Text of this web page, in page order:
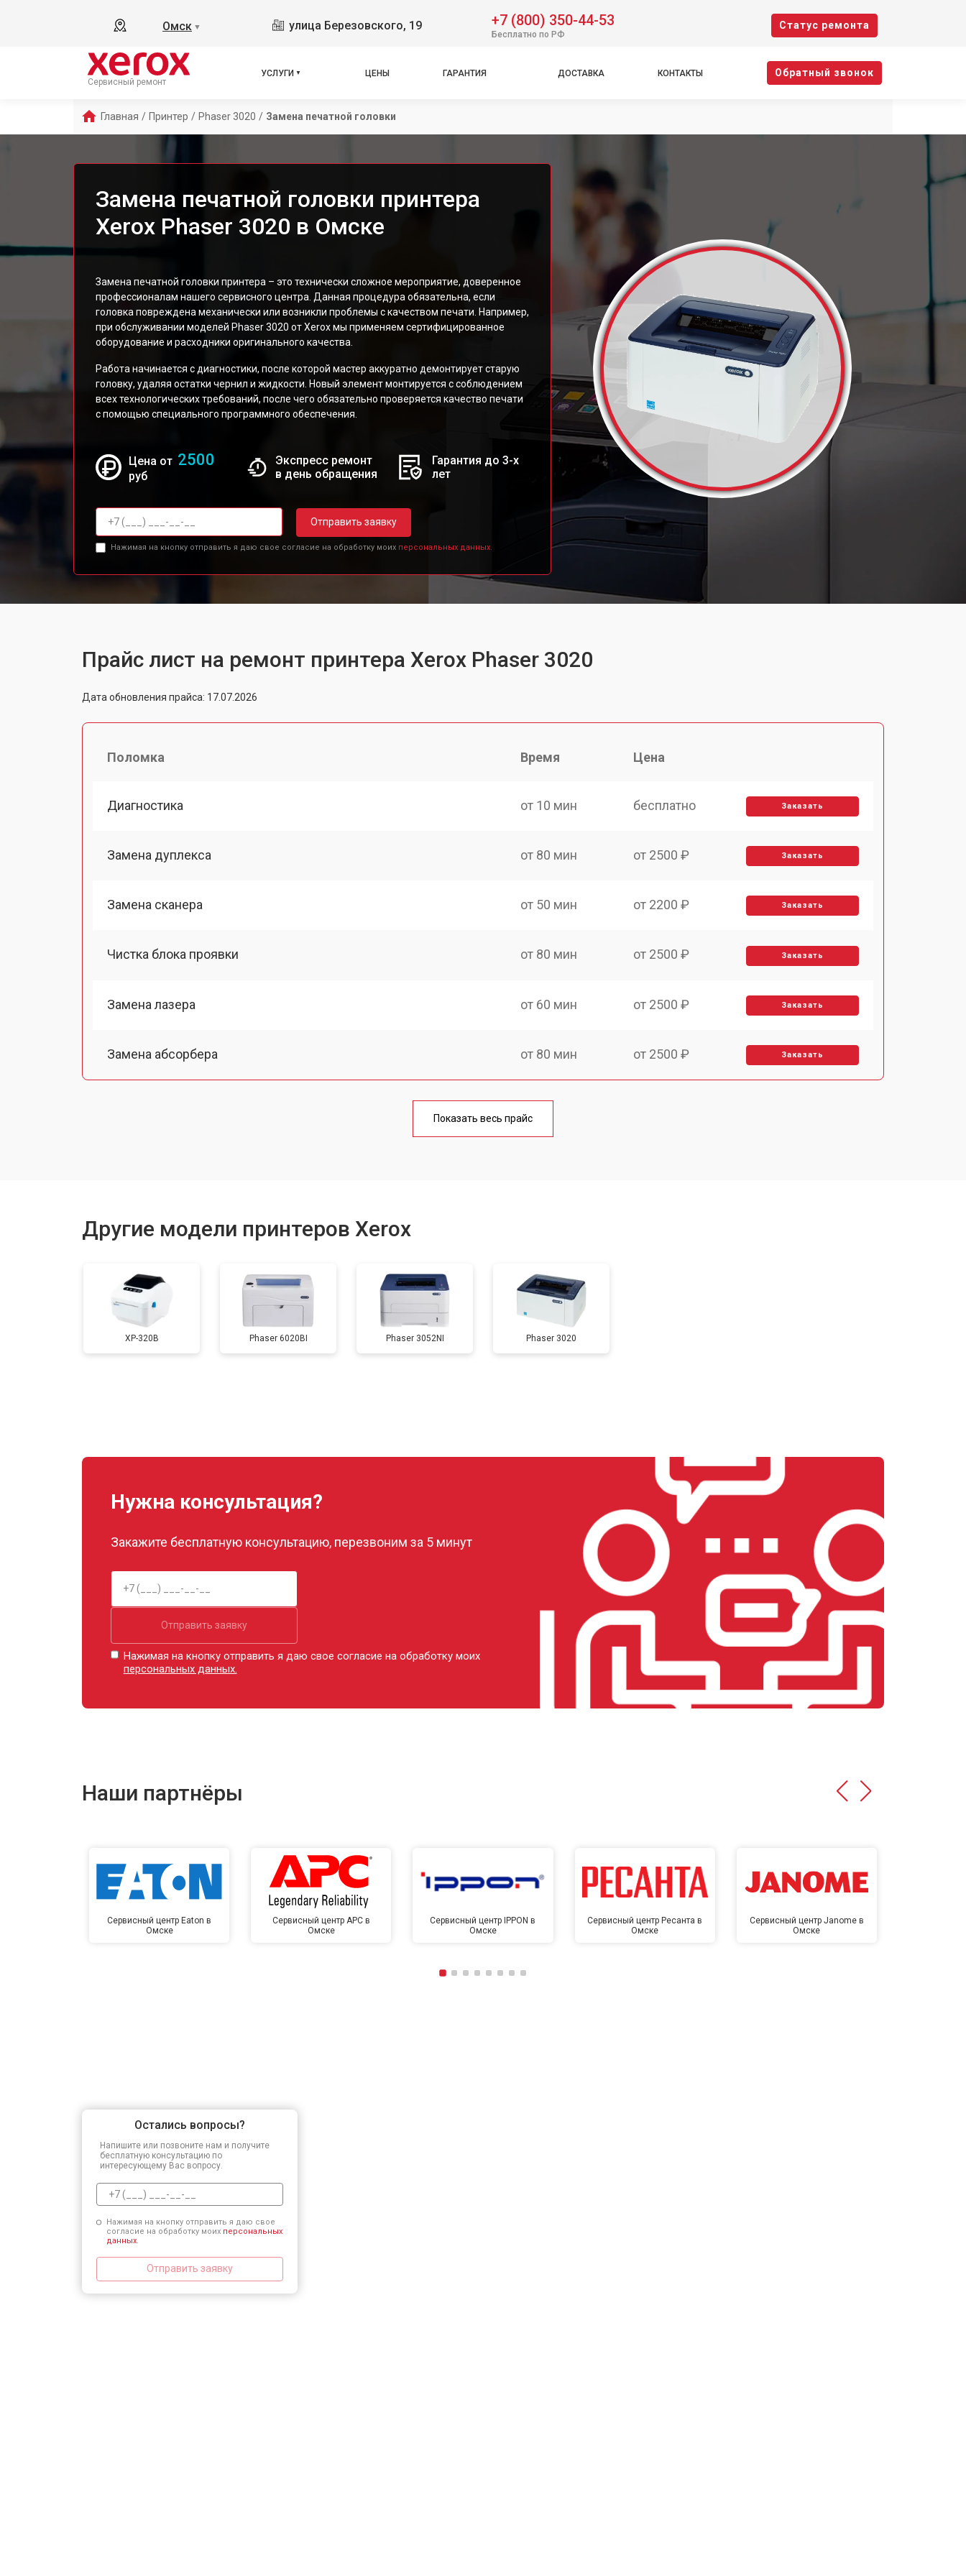
Омск ▼ улица Березовского, 19 +7 (800) 350-44-53
Бесплатно по РФ
Cтатус ремонта
Сервисный ремонт
УСЛУГИ ЦЕНЫ ГАРАНТИЯ ДОСТАВКА КОНТАКТЫ Oбратный звонок
Главная / Принтер / Phaser 3020 / Замена печатной головки
Замена печатной головки принтера
Xerox Phaser 3020 в Омске
Замена печатной головки принтера – это технически сложное мероприятие, доверенное
профессионалам нашего сервисного центра. Данная процедура обязательна, если
головка повреждена механически или возникли проблемы с качеством печати. Например,
при обслуживании моделей Phaser 3020 от Xerox мы применяем сертифицированное
оборудование и расходники оригинального качества.
Работа начинается с диагностики, после которой мастер аккуратно демонтирует старую
головку, удаляя остатки чернил и жидкости. Новый элемент монтируется с соблюдением
всех технологических требований, после чего обязательно проверяется качество печати
с помощью специального программного обеспечения.
Цена от 2500
руб
Экспресс ремонт
в день обращения
Гарантия до 3-х
лет
Отправить заявку
Нажимая на кнопку отправить я даю свое согласие на обработку моих персональных данных.
Прайс лист на ремонт принтера Xerox Phaser 3020
Дата обновления прайса: 17.07.2026
Поломка Время Цена
Диагностика от 10 мин бесплатно Заказать
Замена дуплекса от 80 мин от 2500 ₽ Заказать
Замена сканера от 50 мин от 2200 ₽ Заказать
Чистка блока проявки от 80 мин от 2500 ₽ Заказать
Замена лазера от 60 мин от 2500 ₽ Заказать
Замена абсорбера от 80 мин от 2500 ₽ Заказать
от 70 мин
Замена каретки от 80 мин
Замена Wi-Fi от 50 мин
Показать весь прайс
Другие модели принтеров Xerox
XP-320B Phaser 6020BI Phaser 3052NI Phaser 3020
Нужна консультация?
Закажите бесплатную консультацию, перезвоним за 5 минут
Отправить заявку
Нажимая на кнопку отправить я даю свое согласие на обработку моих
персональных данных.
Наши партнёры
Сервисный центр Eaton в
Омске
Сервисный центр APC в
Омске
Сервисный центр IPPON в
Омске
Сервисный центр Ресанта в
Омске
Сервисный центр Janome в
Омске
Остались вопросы?
Напишите или позвоните нам и получите
бесплатную консультацию по
интересующему Вас вопросу.
Нажимая на кнопку отправить я даю свое
согласие на обработку моих персональных
данных.
Отправить заявку